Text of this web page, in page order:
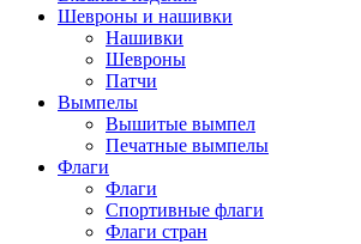
Шевроны и нашивки
Нашивки
Шевроны
Патчи
Вымпелы
Вышитые вымпел
Печатные вымпелы
Флаги
Флаги
Спортивные флаги
Флаги стран